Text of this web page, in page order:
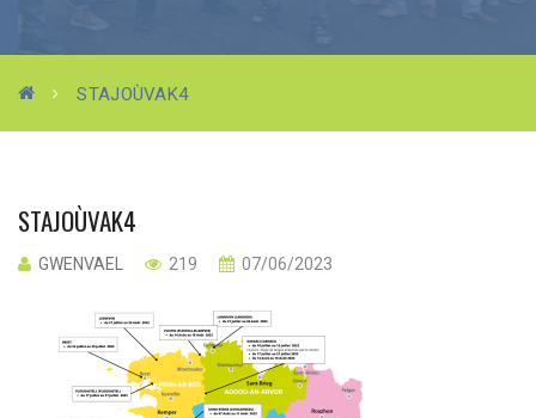
STAJOÙVAK4
STAJOÙVAK4
GWENVAEL 219 07/06/2023